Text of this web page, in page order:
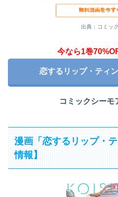
出典：コミッ
今なら1巻
恋するリップ・ティ
コミックシーモ
漫画「恋するリップ・
情報】